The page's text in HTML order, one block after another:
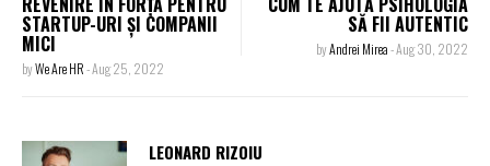
STARTUP-URI ȘI COMPANII
MICI
byWe Are HR-Aug 25, 2022
SĂ FII AUTENTIC
byAndrei Mirea-Aug 30, 2022
LEONARD RIZOIU